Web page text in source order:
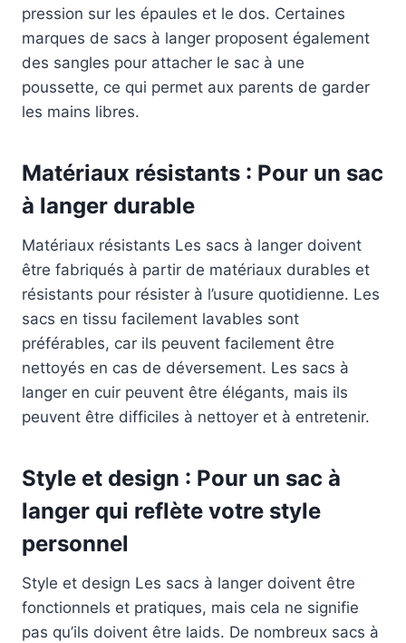
pression sur les épaules et le dos. Certaines
marques de sacs à langer proposent également
des sangles pour attacher le sac à une
poussette, ce qui permet aux parents de garder
les mains libres.
Matériaux résistants : Pour un sac
à langer durable
Matériaux résistants Les sacs à langer doivent
être fabriqués à partir de matériaux durables et
résistants pour résister à l’usure quotidienne. Les
sacs en tissu facilement lavables sont
préférables, car ils peuvent facilement être
nettoyés en cas de déversement. Les sacs à
langer en cuir peuvent être élégants, mais ils
peuvent être difficiles à nettoyer et à entretenir.
Style et design : Pour un sac à
langer qui reflète votre style
personnel
Style et design Les sacs à langer doivent être
fonctionnels et pratiques, mais cela ne signifie
pas qu’ils doivent être laids. De nombreux sacs à